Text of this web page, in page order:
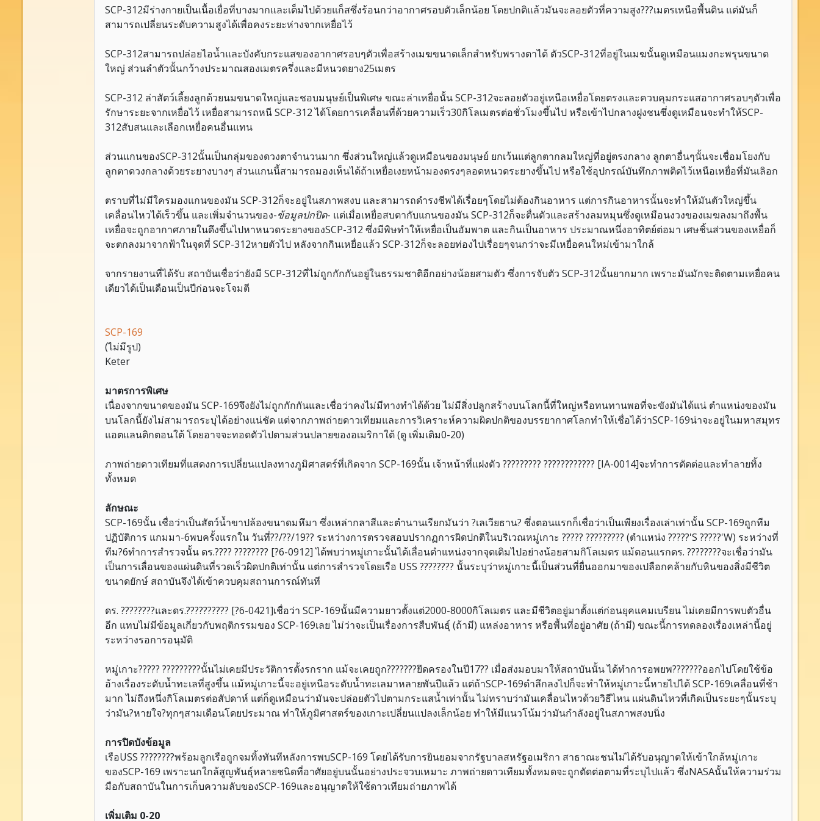
SCP-312มีร่างกายเป็นเนื้อเยื่อที่บางมากและเต็มไปด้วยแก็สซึ่งร้อนกว่าอากาศรอบตัวเล็กน้อย โดยปกติแล้วมันจะลอยตัวที่ความสูง???เมตรเหนือพื้นดิน แต่มันก็
สามารถเปลี่ยนระดับความสูงได้เพื่อคงระยะห่างจากเหยื่อไว้
SCP-312สามารถปล่อยไอน้ำและบังคับกระแสของอากาศรอบๆตัวเพื่อสร้างเมฆขนาดเล็กสำหรับพรางตาได้ ตัวSCP-312ที่อยู่ในเมฆนั้นดูเหมือนแมงกะพรุนขนาด
ใหญ่ ส่วนลำตัวนั้นกว้างประมาณสองเมตรครึ่งและมีหนวดยาง25เมตร
SCP-312 ล่าสัตว์เลี้ยงลูกด้วยนมขนาดใหญ่และชอบมนุษย์เป็นพิเศษ ขณะล่าเหยื่อนั้น SCP-312จะลอยตัวอยู่เหนือเหยื่อโดยตรงและควบคุมกระแสอากาศรอบๆตัวเพื่อ
รักษาระยะจากเหยื่อไว้ เหยื่อสามารถหนี SCP-312 ได้โดยการเคลื่อนที่ด้วยความเร็ว30กิโลเมตรต่อชั่วโมงขึ้นไป หรือเข้าไปกลางฝูงชนซึ่งดูเหมือนจะทำให้SCP-
312สับสนและเลือกเหยื่อคนอื่นแทน
ส่วนแกนของSCP-312นั้นเป็นกลุ่มของดวงตาจำนวนมาก ซึ่งส่วนใหญ่แล้วดูเหมือนของมนุษย์ ยกเว้นแต่ลูกตากลมใหญ่ที่อยู่ตรงกลาง ลูกตาอื่นๆนั้นจะเชื่อมโยงกับ
ลูกตาดวงกลางด้วยระยางบางๆ ส่วนแกนนี้สามารถมองเห็นได้ถ้าเหยื่อเงยหน้ามองตรงๆลอดหนวดระยางขึ้นไป หรือใช้อุปกรณ์บันทึกภาพติดไว้เหนือเหยื่อที่มันเลิอก
ตราบที่ไม่มีใครมองแกนของมัน SCP-312ก็จะอยู่ในสภาพสงบ และสามารถดำรงชีพได้เรื่อยๆโดยไม่ต้องกินอาหาร แต่การกินอาหารนั้นจะทำให้มันตัวใหญ่ขึ้น
เคลื่อนไหวได้เร็วขึ้น และเพิ่มจำนวนของ-ข้อมูลปกปิด- แต่เมื่อเหยื่อสบตากับแกนของมัน SCP-312ก็จะตื่นตัวและสร้างลมหมุนซึ่งดูเหมือนงวงของเมฆลงมาถึงพื้น
เหยื่อจะถูกอากาศภายในดึงขึ้นไปหาหนวดระยางของSCP-312 ซึ่งมีพิษทำให้เหยื่อเป็นอัมพาต และกินเป็นอาหาร ประมาณหนึ่งอาทิตย์ต่อมา เศษชิ้นส่วนของเหยื่อก็
จะตกลงมาจากฟ้าในจุดที่ SCP-312หายตัวไป หลังจากกินเหยื่อแล้ว SCP-312ก็จะลอยท่องไปเรื่อยๆจนกว่าจะมีเหยื่อคนใหม่เข้ามาใกล้
จากรายงานที่ได้รับ สถาบันเชื่อว่ายังมี SCP-312ที่ไม่ถูกกักกันอยู่ในธรรมชาติอีกอย่างน้อยสามตัว ซึ่งการจับตัว SCP-312นั้นยากมาก เพราะมันมักจะติดตามเหยื่อคน
เดียวได้เป็นเดือนเป็นปีก่อนจะโจมตี
SCP-169
(ไม่มีรูป)
Keter
มาตรการพิเศษ
เนื่องจากขนาดของมัน SCP-169จึงยังไม่ถูกกักกันและเชื่อว่าคงไม่มีทางทำได้ด้วย ไม่มีสิ่งปลูกสร้างบนโลกนี้ที่ใหญ่หรือทนทานพอที่จะขังมันได้แน่ ตำแหน่งของมัน
บนโลกนี้ยังไม่สามารถระบุได้อย่างแน่ชัด แต่จากภาพถ่ายดาวเทียมและการวิเคราะห์ความผิดปกติของบรรยากาศโลกทำให้เชื่อได้ว่าSCP-169น่าจะอยู่ในมหาสมุทร
แอตแลนติกตอนใต้ โดยอาจจะทอดตัวไปตามส่วนปลายของอเมริกาใต้ (ดู เพิ่มเติม0-20)
ภาพถ่ายดาวเทียมที่แสดงการเปลี่ยนแปลงทางภูมิศาสตร์ที่เกิดจาก SCP-169นั้น เจ้าหน้าที่แฝงตัว ????????? ???????????? [IA-0014]จะทำการตัดต่อและทำลายทิ้ง
ทั้งหมด
ลักษณะ
SCP-169นั้น เชื่อว่าเป็นสัตว์น้ำขาปล้องขนาดมหึมา ซึ่งเหล่ากลาสีและตำนานเรียกมันว่า ?เลเวียธาน? ซึ่งตอนแรกก็เชื่อว่าเป็นเพียงเรื่องเล่าเท่านั้น SCP-169ถูกทีม
ปฏิบัติการ แกมมา-6พบครั้งแรกใน วันที่??/??/19?? ระหว่างการตรวจสอบปรากฏการผิดปกติในบริเวณหมู่เกาะ ????? ????????? (ตำแหน่ง ?????'S ?????'W) ระหว่างที่
ทีม?6ทำการสำรวจนั้น ดร.???? ???????? [?6-0912] ได้พบว่าหมู่เกาะนั้นได้เลื่อนตำแหน่งจากจุดเดิมไปอย่างน้อยสามกิโลเมตร แม้ตอนแรกดร. ????????จะเชื่อว่ามัน
เป็นการเลื่อนของแผ่นดินที่รวดเร็วผิดปกติเท่านั้น แต่การสำรวจโดยเรือ USS ???????? นั้นระบุว่าหมู่เกาะนี้เป็นส่วนที่ยื่นออกมาของเปลือกคล้ายกับหินของสิ่งมีชีวิต
ขนาดยักษ์ สถาบันจึงได้เข้าควบคุมสถานการณ์ทันที
ดร. ????????และดร.?????????? [?6-0421]เชื่อว่า SCP-169นั้นมีความยาวตั้งแต่2000-8000กิโลเมตร และมีชีวิตอยู่มาตั้งแต่ก่อนยุคแคมเบรียน ไม่เคยมีการพบตัวอื่น
อีก แทบไม่มีข้อมูลเกี่ยวกับพฤติกรรมของ SCP-169เลย ไม่ว่าจะเป็นเรื่องการสืบพันธุ์ (ถ้ามี) แหล่งอาหาร หรือพื้นที่อยู่อาศัย (ถ้ามี) ขณะนี้การทดลองเรื่องเหล่านี้อยู่
ระหว่างรอการอนุมัติ
หมู่เกาะ????? ?????????นั้นไม่เคยมีประวัติการตั้งรกราก แม้จะเคยถูก???????ยึดครองในปี17?? เมื่อส่งมอบมาให้สถาบันนั้น ได้ทำการอพยพ???????ออกไปโดยใช้ข้อ
อ้างเรื่องระดับน้ำทะเลที่สูงขึ้น แม้หมู่เกาะนี้จะอยู่เหนือระดับน้ำทะเลมาหลายพันปีแล้ว แต่ถ้าSCP-169ดำลึกลงไปก็จะทำให้หมู่เกาะนี้หายไปได้ SCP-169เคลื่อนที่ช้า
มาก ไม่ถึงหนึ่งกิโลเมตรต่อสัปดาห์ แต่ก็ดูเหมือนว่ามันจะปล่อยตัวไปตามกระแสน้ำเท่านั้น ไม่ทราบว่ามันเคลื่อนไหวด้วยวิธีไหน แผ่นดินไหวที่เกิดเป็นระยะๆนั้นระบุ
ว่ามัน?หายใจ?ทุกๆสามเดือนโดยประมาณ ทำให้ภูมิศาสตร์ของเกาะเปลี่ยนแปลงเล็กน้อย ทำให้มีแนวโน้มว่ามันกำลังอยู่ในสภาพสงบนิ่ง
การปิดบังข้อมูล
เรือUSS ????????พร้อมลูกเรือถูกจมทิ้งทันทีหลังการพบSCP-169 โดยได้รับการยินยอมจากรัฐบาลสหรัฐอเมริกา สาธาณะชนไม่ได้รับอนุญาตให้เข้าใกล้หมู่เกาะ
ของSCP-169 เพราะนกใกล้สูญพันธุ์หลายชนิดที่อาศัยอยู่บนนั้นอย่างประจวบเหมาะ ภาพถ่ายดาวเทียมทั้งหมดจะถูกตัดต่อตามที่ระบุไปแล้ว ซึ่งNASAนั้นให้ความร่วม
มือกับสถาบันในการเก็บความลับของSCP-169และอนุญาตให้ใช้ดาวเทียมถ่ายภาพได้
เพิ่มเติม 0-20